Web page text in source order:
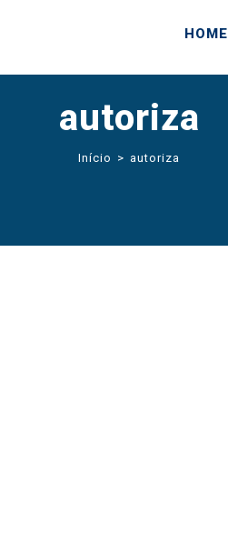
HOME
autoriza
Início > autoriza